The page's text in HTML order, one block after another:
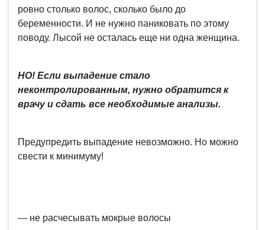
ровно столько волос, сколько было до
беременности. И не нужно паниковать по этому
поводу. Лысой не осталась еще ни одна женщина.
НО! Если выпадение стало
неконтролированным, нужно обратится к
врачу и сдать все необходимые анализы.
Предупредить выпадение невозможно. Но можно
свести к минимуму!
— не расчесывать мокрые волосы